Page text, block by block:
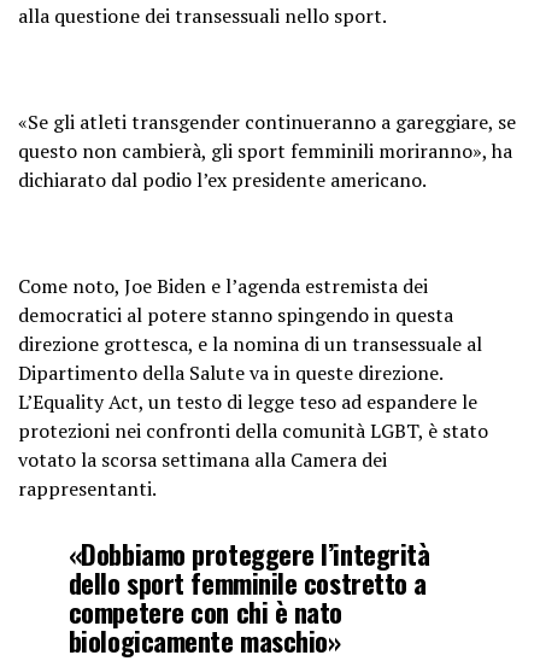
alla questione dei transessuali nello sport.
«Se gli atleti transgender continueranno a gareggiare, se
questo non cambierà, gli sport femminili moriranno», ha
dichiarato dal podio l’ex presidente americano.
Come noto, Joe Biden e l’agenda estremista dei
democratici al potere stanno spingendo in questa
direzione grottesca, e la nomina di un transessuale al
Dipartimento della Salute va in queste direzione.
L’Equality Act, un testo di legge teso ad espandere le
protezioni nei confronti della comunità LGBT, è stato
votato la scorsa settimana alla Camera dei
rappresentanti.
«Dobbiamo proteggere l’integrità
dello sport femminile costretto a
competere con chi è nato
biologicamente maschio»